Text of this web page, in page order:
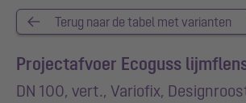
Terug naar de tabel met varianten
Projectafvoer Ecoguss
DN 100, vert., Variofix,